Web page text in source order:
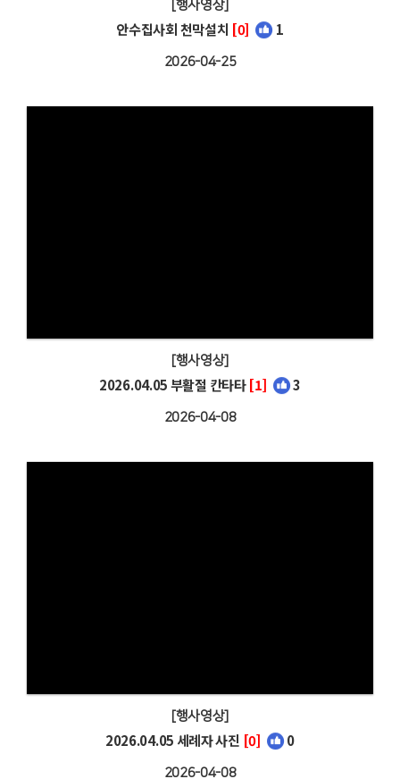
[행사영상]
안수집사회 천막설치 [0] 1
2026-04-25
[행사영상]
2026.04.05 부활절 칸타타 [1] 3
2026-04-08
[행사영상]
2026.04.05 세례자 사진 [0] 0
2026-04-08